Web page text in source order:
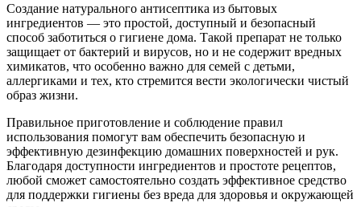
Создание натурального антисептика из бытовых
ингредиентов — это простой, доступный и безопасный
способ заботиться о гигиене дома. Такой препарат не только
защищает от бактерий и вирусов, но и не содержит вредных
химикатов, что особенно важно для семей с детьми,
аллергиками и тех, кто стремится вести экологически чистый
образ жизни.
Правильное приготовление и соблюдение правил
использования помогут вам обеспечить безопасную и
эффективную дезинфекцию домашних поверхностей и рук.
Благодаря доступности ингредиентов и простоте рецептов,
любой сможет самостоятельно создать эффективное средство
для поддержки гигиены без вреда для здоровья и окружающей